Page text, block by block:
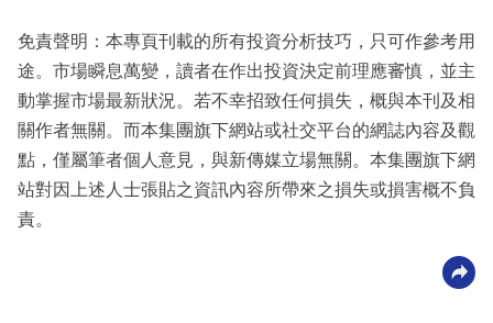
免責聲明：本專頁刊載的所有投資分析技巧，只可作參考用
途。市場瞬息萬變，讀者在作出投資決定前理應審慎，並主
動掌握市場最新狀況。若不幸招致任何損失，概與本刊及相
關作者無關。而本集團旗下網站或社交平台的網誌內容及觀
點，僅屬筆者個人意見，與新傳媒立場無關。本集團旗下網
站對因上述人士張貼之資訊內容所帶來之損失或損害概不負
責。